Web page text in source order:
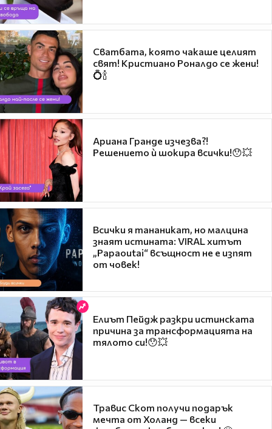
Сватбата, която чакаше целият
свят! Кристиано Роналдо се жени!
💍🍾
Ариана Гранде изчезва?!
Решението ѝ шокира всички!😯💥
Всички я тананикат, но малцина
знаят истината: VIRAL хитът
„Papaoutai“ всъщност не е изпят
от човек!
Елиът Пейдж разкри истинската
причина за трансформацията на
тялото си!😯💥
Травис Скот получи подарък
мечта от Холанд — всеки